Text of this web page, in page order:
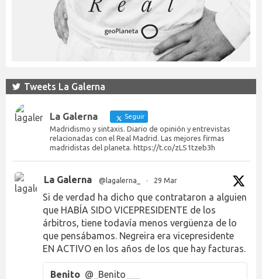
Tweets La Galerna
La Galerna Seguir
Madridismo y sintaxis. Diario de opinión y entrevistas
relacionadas con el Real Madrid. Las mejores firmas
madridistas del planeta. https://t.co/zLS1tzeb3h
La Galerna @lagalerna_ · 29 Mar
Si de verdad ha dicho que contrataron a alguien
que HABÍA SIDO VICEPRESIDENTE de los
árbitros, tiene todavía menos vergüenza de lo
que pensábamos. Negreira era vicepresidente
EN ACTIVO en los años de los que hay facturas.
Benito @_Benito___